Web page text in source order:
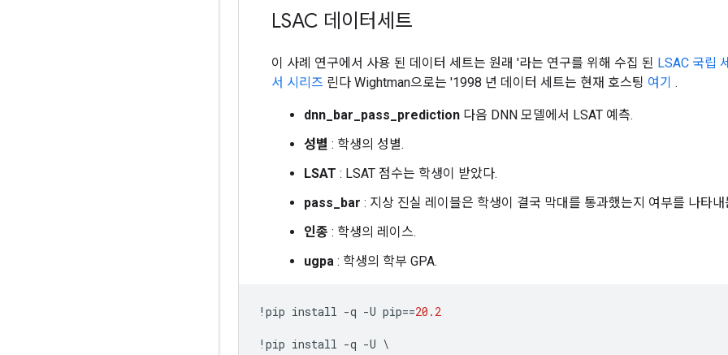
LSAC 데이터세트
이 사례 연구에서 사용 된 데이터 세트는 원래 '라는 연구를 위해 수집 된 LSAC 국립
서 시리즈 린다 Wightman으로는 '1998 년 데이터 세트는 현재 호스팅 여기 .
dnn_bar_pass_prediction 다음 DNN 모델에서 LSAT 예측.
성별 : 학생의 성별.
LSAT : LSAT 점수는 학생이 받았다.
pass_bar : 지상 진실 레이블은 학생이 결국 막대를 통과했는지 여부를 나타내
인종 : 학생의 레이스.
ugpa : 학생의 학부 GPA.
! pip install -q -U pip==20.2
! pip install -q -U \